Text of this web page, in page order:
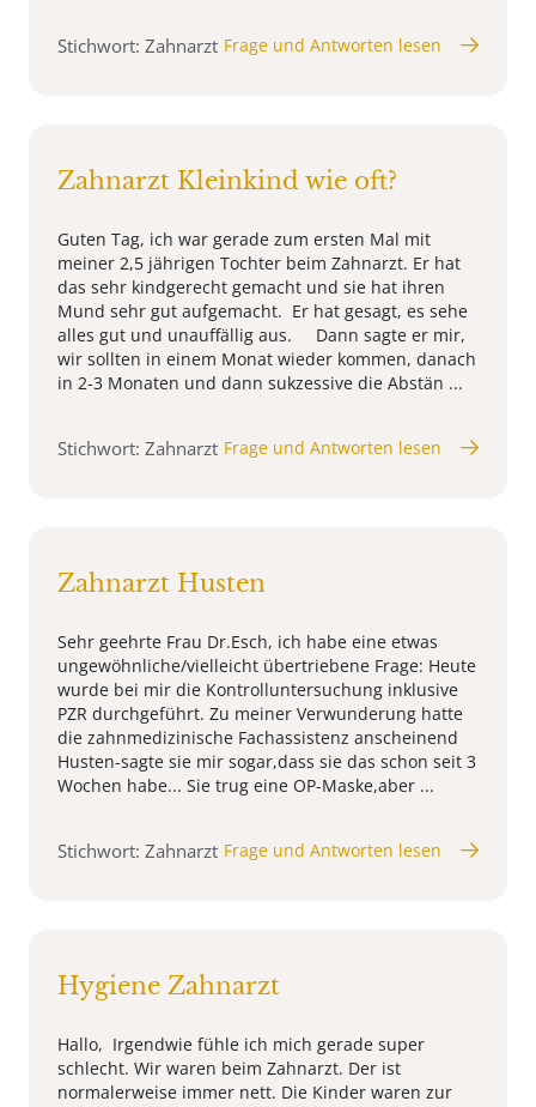
Stichwort: Zahnarzt Frage und Antworten lesen
Zahnarzt Kleinkind wie oft?
Guten Tag, ich war gerade zum ersten Mal mit
meiner 2,5 jährigen Tochter beim Zahnarzt. Er hat
das sehr kindgerecht gemacht und sie hat ihren
Mund sehr gut aufgemacht. Er hat gesagt, es sehe
alles gut und unauffällig aus. Dann sagte er mir,
wir sollten in einem Monat wieder kommen, danach
in 2-3 Monaten und dann sukzessive die Abstän ...
Stichwort: Zahnarzt Frage und Antworten lesen
Zahnarzt Husten
Sehr geehrte Frau Dr.Esch, ich habe eine etwas
ungewöhnliche/vielleicht übertriebene Frage: Heute
wurde bei mir die Kontrolluntersuchung inklusive
PZR durchgeführt. Zu meiner Verwunderung hatte
die zahnmedizinische Fachassistenz anscheinend
Husten-sagte sie mir sogar,dass sie das schon seit 3
Wochen habe... Sie trug eine OP-Maske,aber ...
Stichwort: Zahnarzt Frage und Antworten lesen
Hygiene Zahnarzt
Hallo, Irgendwie fühle ich mich gerade super
schlecht. Wir waren beim Zahnarzt. Der ist
normalerweise immer nett. Die Kinder waren zur